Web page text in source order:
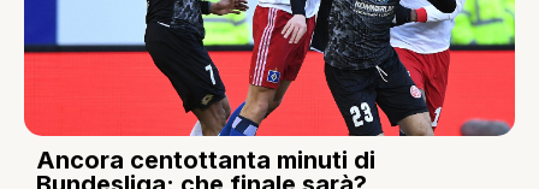
Ancora centottanta minuti di